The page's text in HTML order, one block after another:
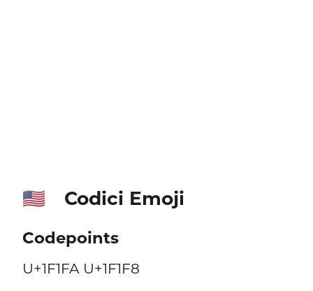
🇺🇸 Codici Emoji
Codepoints
U+1F1FA U+1F1F8